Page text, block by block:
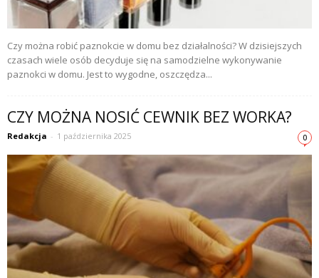
Czy można robić paznokcie w domu bez działalności? W dzisiejszych
czasach wiele osób decyduje się na samodzielne wykonywanie
paznokci w domu. Jest to wygodne, oszczędza...
CZY MOŻNA NOSIĆ CEWNIK BEZ WORKA?
Redakcja - 1 października 2025 0